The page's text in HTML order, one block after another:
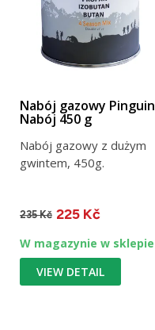
Nabój gazowy Pinguin
Nabój 450 g
Nabój gazowy z dużym
gwintem, 450g.
235 Kč 225 Kč
W magazynie w sklepie
VIEW DETAIL